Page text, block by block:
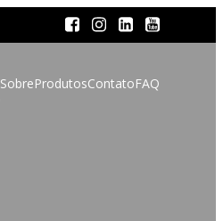
SobreProdutosContatoFAQ